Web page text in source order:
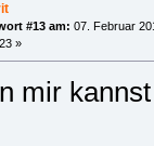
#13 am: 07. Februar
»
mir